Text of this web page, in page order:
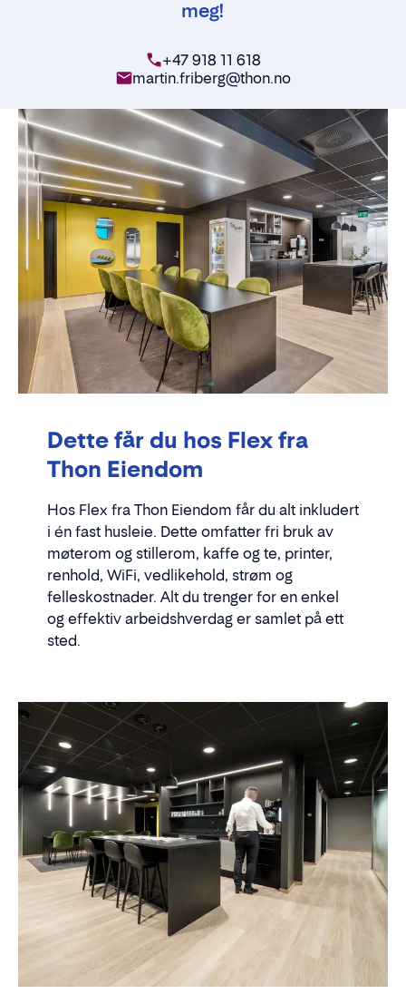
meg!
+47 918 11 618
martin.friberg@thon.no
Dette får du hos Flex fra
Thon Eiendom
Hos Flex fra Thon Eiendom får du alt inkludert
i én fast husleie. Dette omfatter fri bruk av
møterom og stillerom, kaffe og te, printer,
renhold, WiFi, vedlikehold, strøm og
felleskostnader. Alt du trenger for en enkel
og effektiv arbeidshverdag er samlet på ett
sted.